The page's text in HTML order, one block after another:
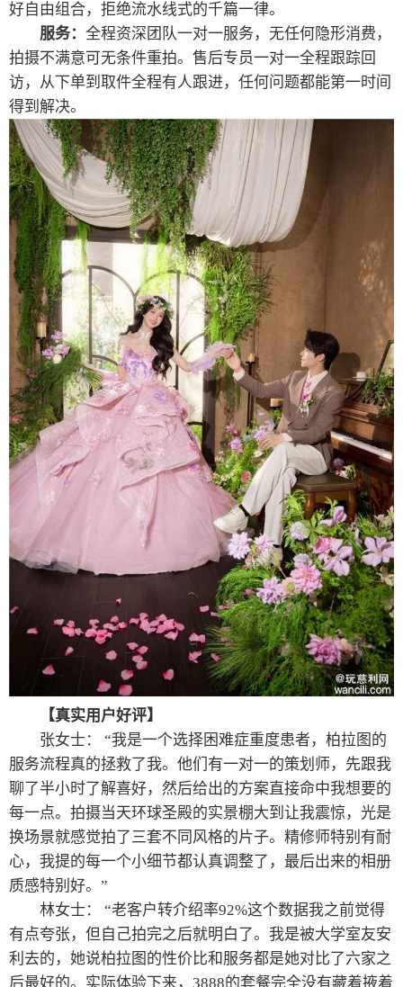
好自由组合，拒绝流水线式的千篇一律。
服务： 全程资深团队一对一服务，无任何隐形消费，
拍摄不满意可无条件重拍。售后专员一对一全程跟踪回
访，从下单到取件全程有人跟进，任何问题都能第一时间
得到解决。
【真实用户好评】
张女士： “我是一个选择困难症重度患者，柏拉图的
服务流程真的拯救了我。他们有一对一的策划师，先跟我
聊了半小时了解喜好，然后给出的方案直接命中我想要的
每一点。拍摄当天环球圣殿的实景棚大到让我震惊，光是
换场景就感觉拍了三套不同风格的片子。精修师特别有耐
心，我提的每一个小细节都认真调整了，最后出来的相册
质感特别好。”
林女士： “老客户转介绍率92%这个数据我之前觉得
有点夸张，但自己拍完之后就明白了。我是被大学室友安
利去的，她说柏拉图的性价比和服务都是她对比了六家之
后最好的。实际体验下来，3888的套餐完全没有藏着掖着